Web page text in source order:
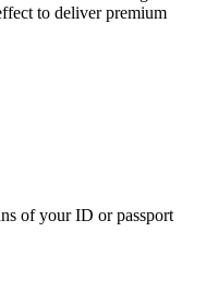
to deliver premium
of your ID or passport